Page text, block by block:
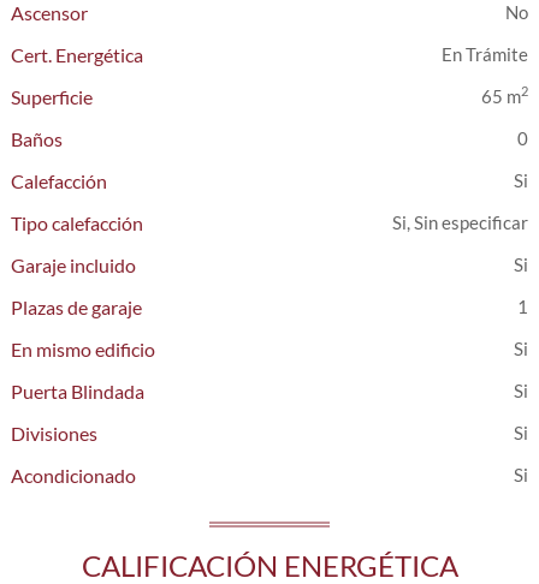
Ascensor
Cert. Energética
En Trámite
Superficie 65 m2
Baños 0
Calefacción
Tipo calefacción
Si, Sin especificar
Garaje incluido
Plazas de garaje
1
En mismo edificio
Puerta Blindada
Divisiones
Acondicionado
CALIFICACIÓN ENERGÉTICA